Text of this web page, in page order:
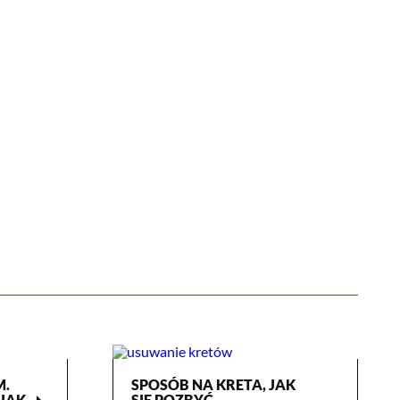
SPOSÓB NA KRETA, JAK